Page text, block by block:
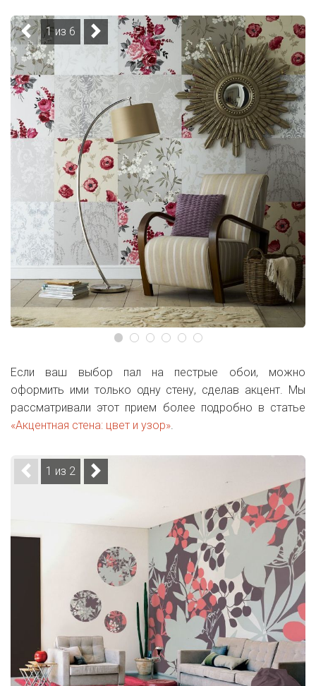
1 из 6
Если ваш выбор пал на пестрые обои, можно
оформить ими только одну стену, сделав акцент. Мы
рассматривали этот прием более подробно в статье
«Акцентная стена: цвет и узор».
1 из 2